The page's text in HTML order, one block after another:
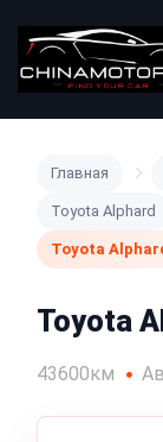
Главная
Toyota Alphard
Toyota
Toyota
43600км